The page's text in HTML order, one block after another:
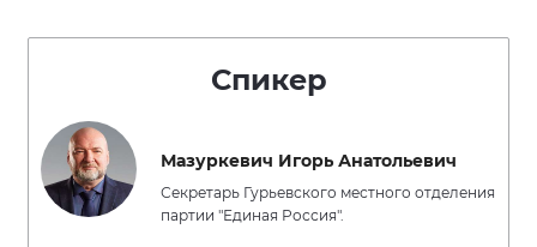
Спикер
Мазуркевич Игорь Анатольевич
Секретарь Гурьевского местного отделения
партии "Единая Россия".